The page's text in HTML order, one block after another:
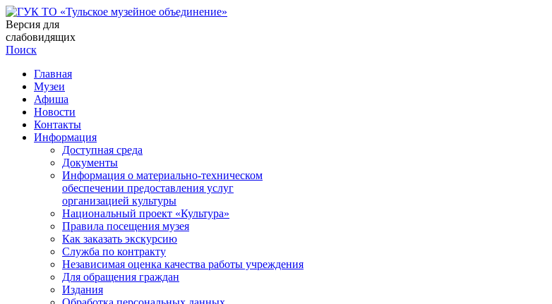
Версия для
слабовидящих
Поиск
Главная
Музеи
Афиша
Новости
Контакты
Информация
Доступная среда
Документы
Информация о материально-техническом
обеспечении предоставления услуг
организацией культуры
Национальный проект «Культура»
Правила посещения музея
Как заказать экскурсию
Служба по контракту
Независимая оценка качества работы учреждения
Для обращения граждан
Издания